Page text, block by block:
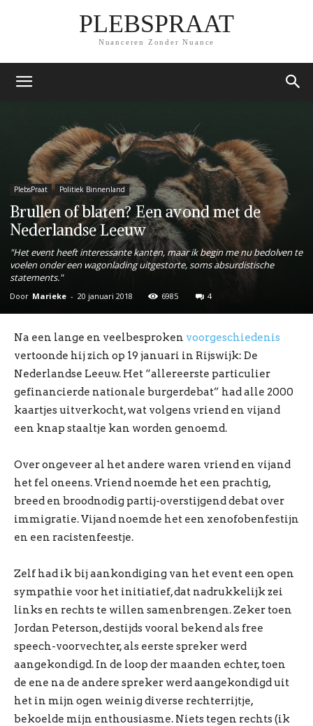
PLEBSPRAAT
Nuanceren Zonder Nuance
PlebsPraat Politiek Binnenland
Brullen of blaten? Een avond met de
Nederlandse Leeuw
"Het event heeft interessante kanten, maar ik begin me nu bedolven te
voelen onder een wagonlading uitgestorte, soms absurdistische
statements."
Door Marieke - 20 januari 2018 6985 4
Na een lange en veelbesproken voorgeschiedenis
vertoonde hij zich op 19 januari in Rijswijk: De
Nederlandse Leeuw. Het “allereerste particulier
gefinancierde nationale burgerdebat” had alle 2000
kaartjes uitverkocht, wat volgens vriend en vijand
een knap staaltje kan worden genoemd.
Over ongeveer al het andere waren vriend en vijand
het fel oneens. Vriend noemde het een prachtig,
breed en broodnodig partij-overstijgend debat over
immigratie. Vijand noemde het een xenofobenfestijn
en een racistenfeestje.
Zelf had ik bij aankondiging van het event een open
sympathie voor het initiatief, dat nadrukkelijk zei
links en rechts te willen samenbrengen. Zeker toen
Jordan Peterson, destijds vooral bekend als free
speech-voorvechter, als eerste spreker werd
aangekondigd. In de loop der maanden echter, toen
de ene na de andere spreker werd aangekondigd uit
het in mijn ogen weinig diverse rechterrijtje,
bekoelde mijn enthousiasme. Niets tegen rechts (ik